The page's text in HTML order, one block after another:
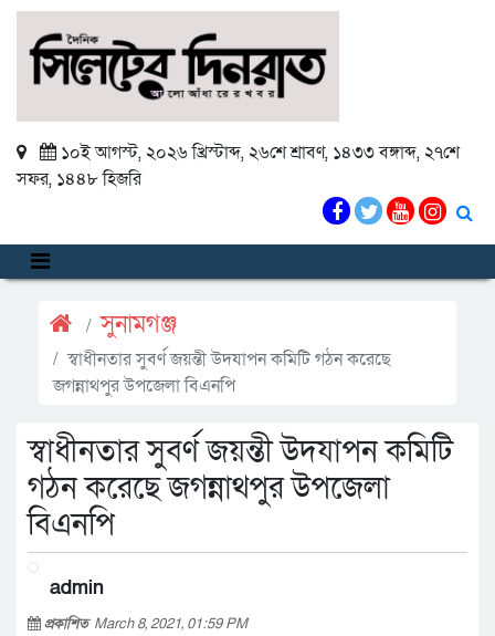
১০ই আগস্ট, ২০২৬ খ্রিস্টাব্দ, ২৬শে শ্রাবণ, ১৪৩৩ বঙ্গাব্দ, ২৭শে
সফর, ১৪৪৮ হিজরি
সুনামগঞ্জ
স্বাধীনতার সুবর্ণ জয়ন্তী উদযাপন কমিটি গঠন করেছে
জগন্নাথপুর উপজেলা বিএনপি
স্বাধীনতার সুবর্ণ জয়ন্তী উদযাপন কমিটি
গঠন করেছে জগন্নাথপুর উপজেলা
বিএনপি
admin
প্রকাশিত March 8, 2021, 01:59 PM